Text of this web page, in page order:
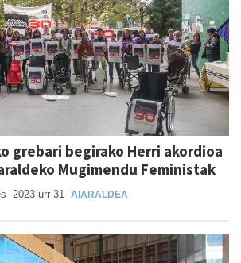
grebari begirako Herri akordioa
Mugimendu Feministak
2023 urr 31 AIARALDEA